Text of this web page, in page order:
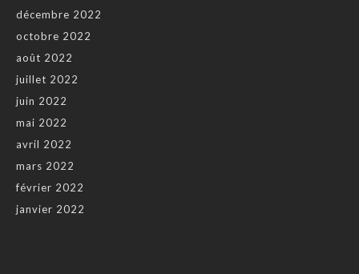
décembre 2022
octobre 2022
août 2022
juillet 2022
juin 2022
mai 2022
avril 2022
mars 2022
février 2022
janvier 2022